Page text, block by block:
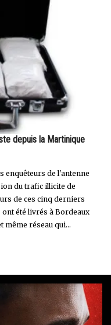
depuis la Martinique
enquêteurs de l'antenne
du trafic illicite de
de ces cinq derniers
ont été livrés à Bordeaux
même réseau qui...